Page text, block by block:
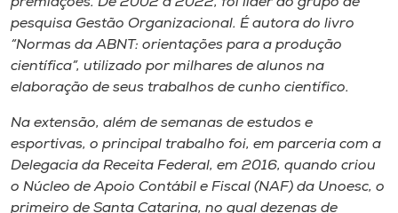
pesquisa Gestão Organizacional. É autora do livro
“Normas da ABNT: orientações para a produção
científica”, utilizado por milhares de alunos na
elaboração de seus trabalhos de cunho científico.
Na extensão, além de semanas de estudos e
esportivas, o principal trabalho foi, em parceria com a
Delegacia da Receita Federal, em 2016, quando criou
o Núcleo de Apoio Contábil e Fiscal (NAF) da Unoesc, o
primeiro de Santa Catarina, no qual dezenas de